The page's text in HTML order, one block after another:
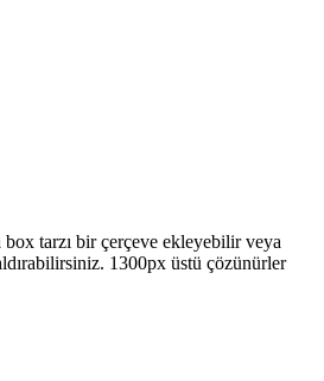
box tarzı bir çerçeve ekleyebilir veya
1300px üstü çözünürler